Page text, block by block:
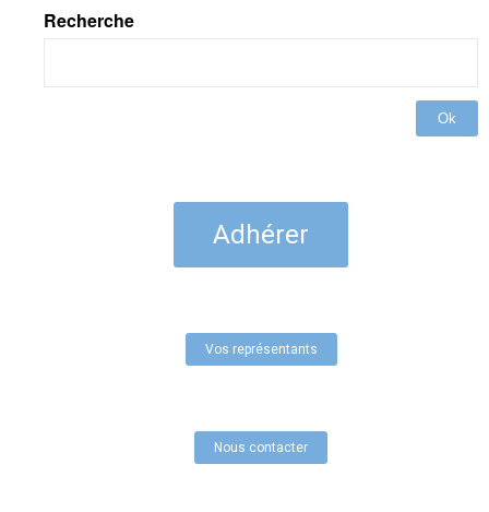
Recherche
Ok
Adhérer
Vos représentants
Nous contacter